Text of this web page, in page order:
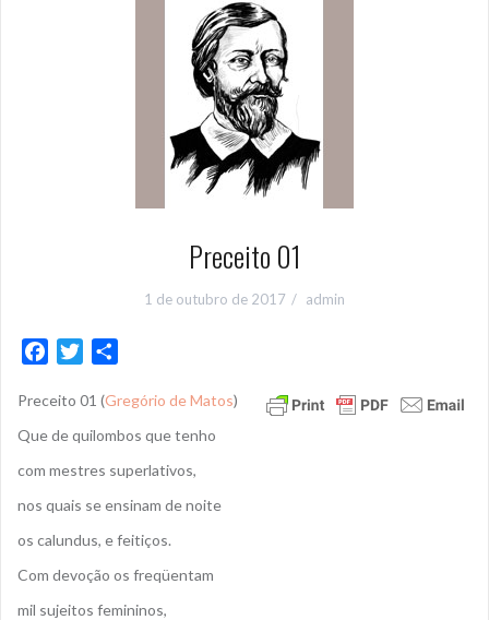
Preceito 01
1 de outubro de 2017 admin
c
e
o
o
k
i
t
e
r
a
r
Preceito 01 (Gregório de Matos)
Que de quilombos que tenho
com mestres superlativos,
nos quais se ensinam de noite
os calundus, e feitiços.
Com devoção os freqüentam
mil sujeitos femininos,